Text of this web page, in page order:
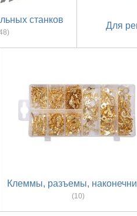
станков
Для
Клеммы, разъемы,
(10)